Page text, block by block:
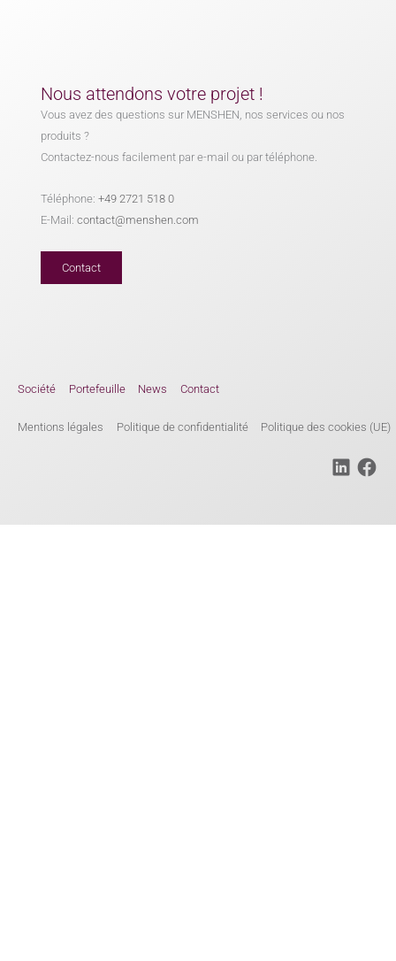
Nous attendons votre projet !
Vous avez des questions sur MENSHEN, nos services ou nos
produits ?
Contactez-nous facilement par e-mail ou par téléphone.
Téléphone:+49 2721 518 0
E-Mail:contact@menshen.com
Contact
Société Portefeuille News Contact
Mentions légales Politique de confidentialité Politique des cookies (UE)